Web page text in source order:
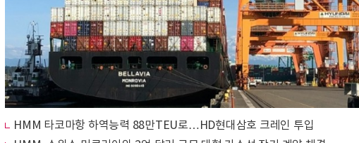
HMM 타코마항 하역능력 88만TEU로…HD현대삼호 크레인 투입